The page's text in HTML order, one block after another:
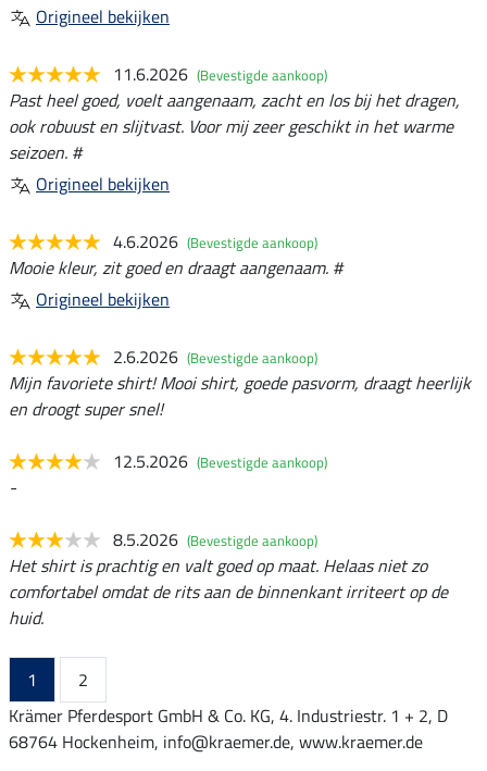
Origineel bekijken
11.6.2026 (Bevestigde aankoop)
Past heel goed, voelt aangenaam, zacht en los bij het dragen,
ook robuust en slijtvast. Voor mij zeer geschikt in het warme
seizoen. #
Origineel bekijken
4.6.2026 (Bevestigde aankoop)
Mooie kleur, zit goed en draagt aangenaam. #
Origineel bekijken
2.6.2026 (Bevestigde aankoop)
Mijn favoriete shirt! Mooi shirt, goede pasvorm, draagt heerlijk
en droogt super snel!
12.5.2026 (Bevestigde aankoop)
-
8.5.2026 (Bevestigde aankoop)
Het shirt is prachtig en valt goed op maat. Helaas niet zo
comfortabel omdat de rits aan de binnenkant irriteert op de
huid.
1
2
Krämer Pferdesport GmbH & Co. KG, 4. Industriestr. 1 + 2, D
68764 Hockenheim, info@kraemer.de, www.kraemer.de